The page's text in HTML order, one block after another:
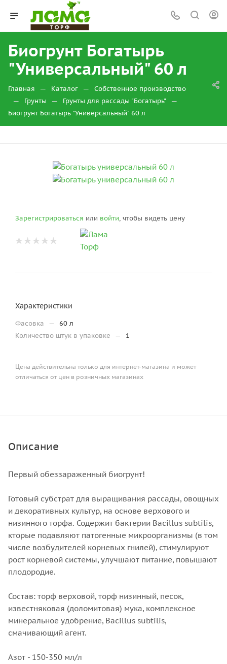
Биогрунт Богатырь
"Универсальный" 60 л
Главная — Каталог — Собственное производство
— Грунты — Грунты для рассады "Богатырь" —
Биогрунт Богатырь "Универсальный" 60 л
Зарегистрироваться или войти, чтобы видеть цену
Характеристики
Фасовка —
60 л
Количество штук в упаковке
— 1
Цена действительна только для интернет-магазина и может
отличаться от цен в розничных магазинах
Описание
Первый обеззараженный биогрунт!
Готовый субстрат для выращивания рассады, овощных
и декоративных культур, на основе верхового и
низинного торфа. Содержит бактерии Bacillus subtilis,
кторые подавляют патогенные микроорганизмы (в том
числе возбудителей корневых гнилей), стимулируют
рост корневой системы, улучшают питание, повышают
плодородие.
Состав: торф верховой, торф низинный, песок,
известняковая (доломитовая) мука, комплексное
минеральное удобрение, Bacillus subtilis,
смачивающий агент.
Азот - 150-350 мл/л